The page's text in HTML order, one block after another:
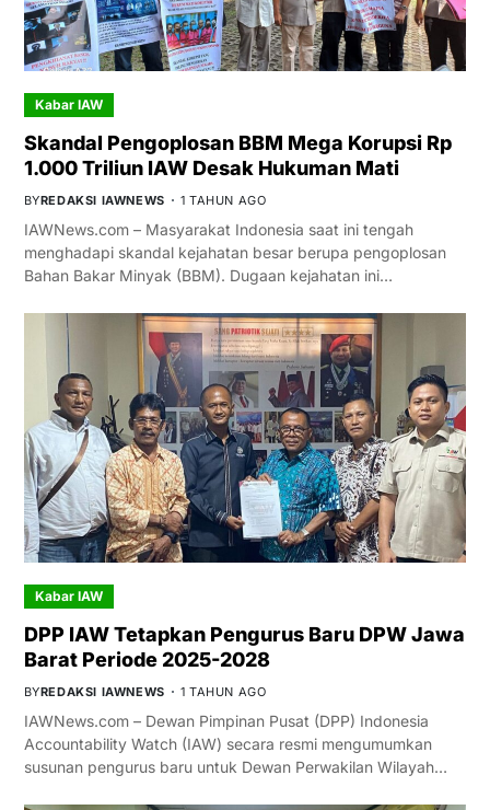
Kabar IAW
Skandal Pengoplosan BBM Mega Korupsi Rp
1.000 Triliun IAW Desak Hukuman Mati
BYREDAKSI IAWNEWS 1 TAHUN AGO
IAWNews.com – Masyarakat Indonesia saat ini tengah
menghadapi skandal kejahatan besar berupa pengoplosan
Bahan Bakar Minyak (BBM). Dugaan kejahatan ini…
Kabar IAW
DPP IAW Tetapkan Pengurus Baru DPW Jawa
Barat Periode 2025-2028
BYREDAKSI IAWNEWS 1 TAHUN AGO
IAWNews.com – Dewan Pimpinan Pusat (DPP) Indonesia
Accountability Watch (IAW) secara resmi mengumumkan
susunan pengurus baru untuk Dewan Perwakilan Wilayah…